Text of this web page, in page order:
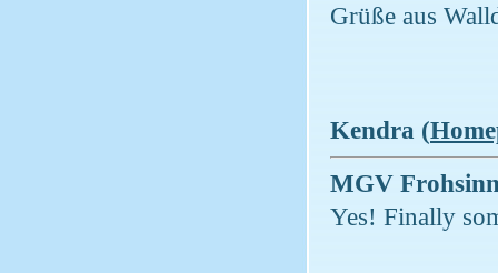
Grüße aus
Kendra (
MGV
Yes! Finally